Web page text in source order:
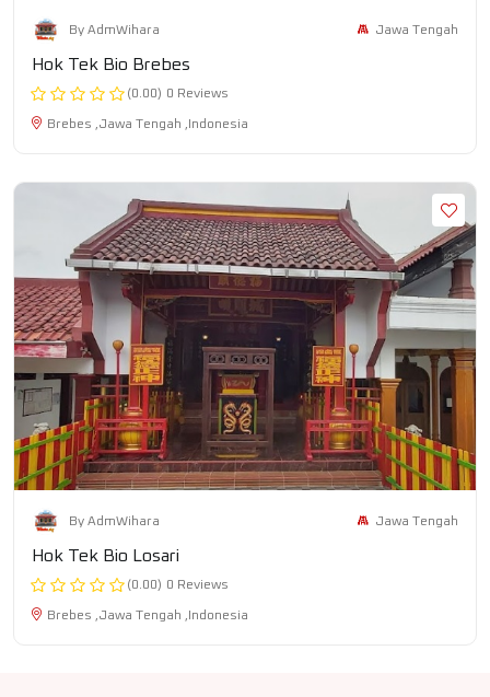
By AdmWihara Jawa Tengah
Hok Tek Bio Brebes
(0.00) 0 Reviews
Brebes ,Jawa Tengah ,Indonesia
By AdmWihara Jawa Tengah
Hok Tek Bio Losari
(0.00) 0 Reviews
Brebes ,Jawa Tengah ,Indonesia